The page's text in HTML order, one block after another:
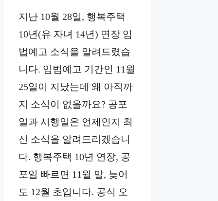
지난 10월 28일, 행복주택
10년(유 자녀 14년) 연장 입
법예고 소식을 알려드렸습
니다. 입법예고 기간인 11월
25일이 지났는데 왜 아직까
지 소식이 없을까요? 공포
일과 시행일은 언제인지 최
신 소식을 알려드리겠습니
다. 행복주택 10년 연장, 공
포일 빠르면 11월 말, 늦어
도 12월 초입니다. 공식 오